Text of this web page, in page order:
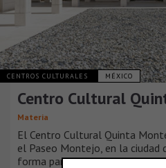
CENTROS CULTURALES MÉXICO
Centro Cultural
Materia
El Centro Cultural Quinta
el Paseo Montejo, en la ciudad
forma parte de la propiedad